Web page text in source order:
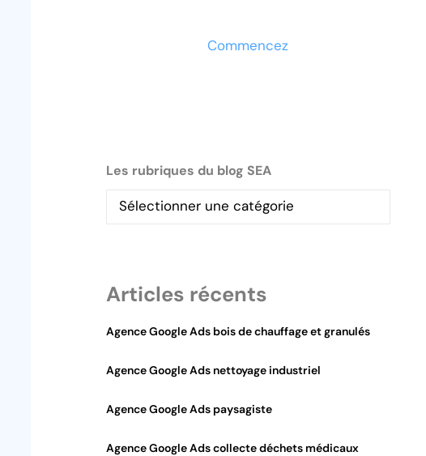
Commencez
Les rubriques du blog SEA
Articles récents
Agence Google Ads bois de chauffage et granulés
Agence Google Ads nettoyage industriel
Agence Google Ads paysagiste
Agence Google Ads collecte déchets médicaux